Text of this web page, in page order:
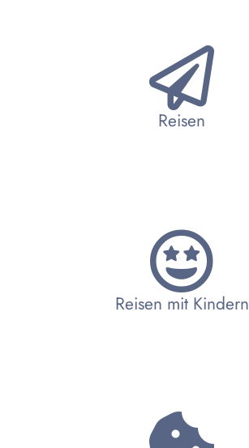
Reisen
Reisen mit Kindern